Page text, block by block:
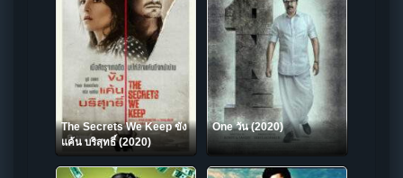
The Secrets We Keep ขัง
แค้น บริสุทธิ์ (2020)
One วัน (2020)